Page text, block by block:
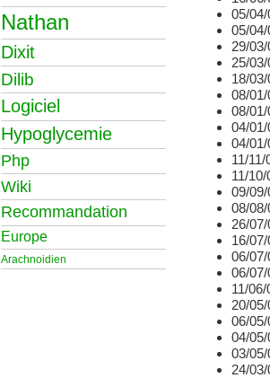
05/
05/
29/
25/
18/
08/
08/
04/
04/
11/
11/
09/
08/
26/
16/
06/
06/
11/
20/
06/
04/
03/
24/
Nathan
Dixit
Dilib
Logiciel
Hypoglycemie
Php
Wiki
Recommandation
Europe
Arachnoidien